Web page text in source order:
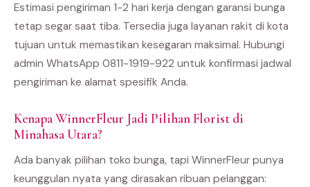
Estimasi pengiriman 1-2 hari kerja dengan garansi bunga
tetap segar saat tiba. Tersedia juga layanan rakit di kota
tujuan untuk memastikan kesegaran maksimal. Hubungi
admin WhatsApp 0811-1919-922 untuk konfirmasi jadwal
pengiriman ke alamat spesifik Anda.
Kenapa WinnerFleur Jadi Pilihan Florist di
Minahasa Utara?
Ada banyak pilihan toko bunga, tapi WinnerFleur punya
keunggulan nyata yang dirasakan ribuan pelanggan: